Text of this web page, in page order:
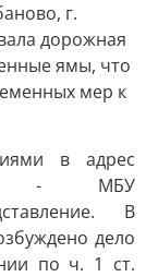
г.
дорожная
ямы, что
мер к
в адрес
- МБУ
В
дело
по ч. 1 ст.